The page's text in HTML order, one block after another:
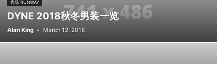
秀场 RUNWAY
DYNE 2018秋冬男装一览
Alan King - March 12, 2018